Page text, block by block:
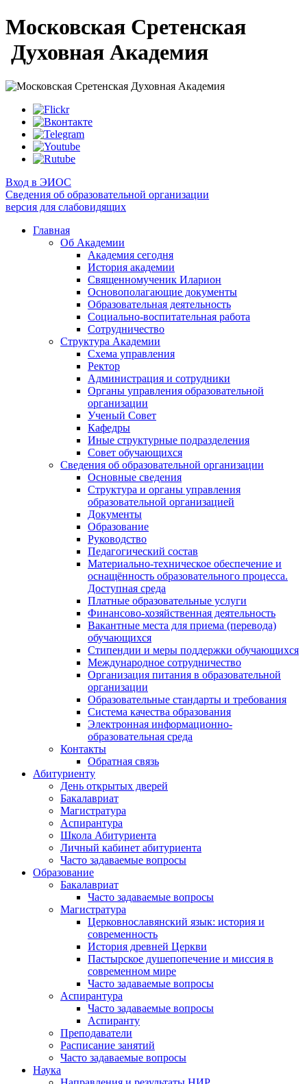
Московская Сретенская
Духовная Академия
Вход в ЭИОС
Сведения об образовательной организации
версия для слабовидящих
Главная
Об Академии
Академия сегодня
История академии
Священномученик Иларион
Основополагающие документы
Образовательная деятельность
Социально-воспитательная работа
Сотрудничество
Структура Академии
Схема управления
Ректор
Администрация и сотрудники
Органы управления образовательной
организации
Ученый Совет
Кафедры
Иные структурные подразделения
Совет обучающихся
Сведения об образовательной организации
Основные сведения
Структура и органы управления
образовательной организацией
Документы
Образование
Руководство
Педагогический состав
Материально-техническое обеспечение и
оснащённость образовательного процесса.
Доступная среда
Платные образовательные услуги
Финансово-хозяйственная деятельность
Вакантные места для приема (перевода)
обучающихся
Стипендии и меры поддержки обучающихся
Международное сотрудничество
Организация питания в образовательной
организации
Образовательные стандарты и требования
Система качества образования
Электронная информационно-
образовательная среда
Контакты
Обратная связь
Абитуриенту
День открытых дверей
Бакалавриат
Магистратура
Аспирантура
Школа Абитуриента
Личный кабинет абитуриента
Часто задаваемые вопросы
Образование
Бакалавриат
Часто задаваемые вопросы
Магистратура
Церковнославянский язык: история и
современность
История древней Церкви
Пастырское душепопечение и миссия в
современном мире
Часто задаваемые вопросы
Аспирантура
Часто задаваемые вопросы
Аспиранту
Преподаватели
Расписание занятий
Часто задаваемые вопросы
Наука